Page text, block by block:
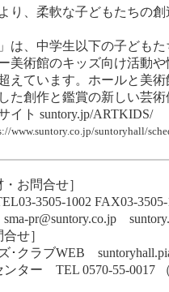
、柔軟な子どもたちの
は、中学生以下の子ども
美術館のキッズ向け活動
えています。ホールと美
た創作と鑑賞の新しい芸
イト suntory.jp/ARTKIDS/
www.suntory.co.jp/suntoryhall/
お問合せ］
3505-1002 FAX03-
sma-pr@suntory.co.jp
せ］
･クラブWEB
ター TEL 0570-55-0017 （